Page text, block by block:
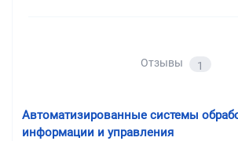
Отзывы 1
Автоматизированные системы
информации и управления